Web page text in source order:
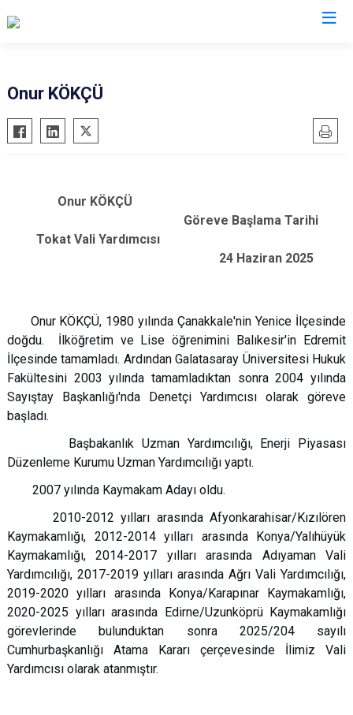
Onur KÖKÇÜ
Onur KÖKÇÜ
Göreve Başlama Tarihi
Tokat Vali Yardımcısı
24 Haziran 2025
Onur KÖKÇÜ, 1980 yılında Çanakkale'nin Yenice İlçesinde
doğdu. İlköğretim ve Lise öğrenimini Balıkesir'in Edremit
İlçesinde tamamladı. Ardından Galatasaray Üniversitesi Hukuk
Fakültesini 2003 yılında tamamladıktan sonra 2004 yılında
Sayıştay Başkanlığı'nda Denetçi Yardımcısı olarak göreve
başladı.
Başbakanlık Uzman Yardımcılığı, Enerji Piyasası
Düzenleme Kurumu Uzman Yardımcılığı yaptı.
2007 yılında Kaymakam Adayı oldu.
2010-2012 yılları arasında Afyonkarahisar/Kızılören
Kaymakamlığı, 2012-2014 yılları arasında Konya/Yalıhüyük
Kaymakamlığı, 2014-2017 yılları arasında Adıyaman Vali
Yardımcılığı, 2017-2019 yılları arasında Ağrı Vali Yardımcılığı,
2019-2020 yılları arasında Konya/Karapınar Kaymakamlığı,
2020-2025 yılları arasında Edirne/Uzunköprü Kaymakamlığı
görevlerinde bulunduktan sonra 2025/204 sayılı
Cumhurbaşkanlığı Atama Kararı çerçevesinde İlimiz Vali
Yardımcısı olarak atanmıştır.